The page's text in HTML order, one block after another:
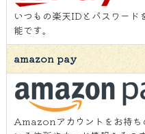
いつもの楽天IDとパスワード
能です。
amazon pay
Amazonアカウントをお持